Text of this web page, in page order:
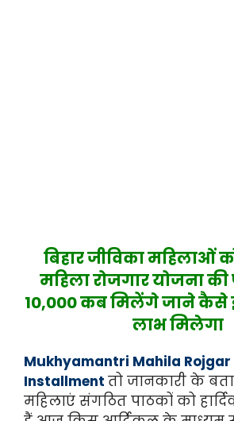
बिहार जीविका महिलाओं
महिला रोजगार योजना
10,000 कब मिलेंगे जाने कैसे
लाभ मिलेगा
Mukhyamantri Mahila Rojgar
Installment तो जानकारी के
महिलाएं संगठित पाठकों को